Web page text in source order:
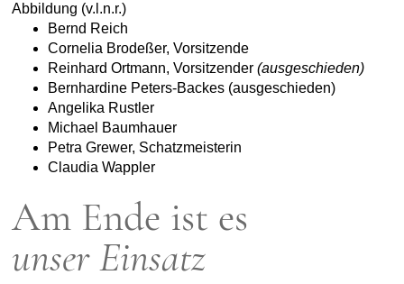
Abbildung (v.l.n.r.)
Bernd Reich
Cornelia Brodeßer, Vorsitzende
Reinhard Ortmann, Vorsitzender (ausgeschieden)
Bernhardine Peters-Backes (ausgeschieden)
Angelika Rustler
Michael Baumhauer
Petra Grewer, Schatzmeisterin
Claudia Wappler
Am Ende ist es
unser Einsatz